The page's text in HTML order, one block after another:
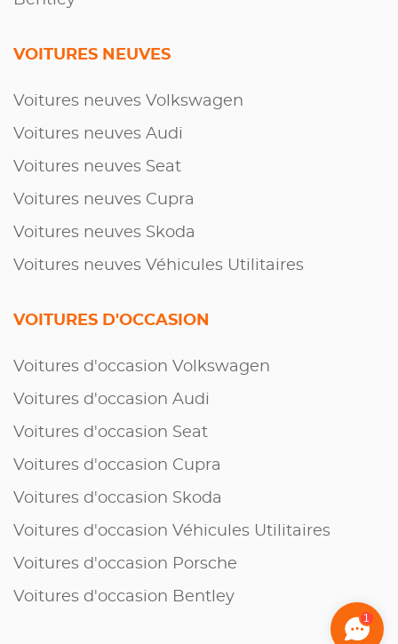
VOITURES NEUVES
Voitures neuves Volkswagen
Voitures neuves Audi
Voitures neuves Seat
Voitures neuves Cupra
Voitures neuves Skoda
Voitures neuves Véhicules Utilitaires
VOITURES D'OCCASION
Voitures d'occasion Volkswagen
Voitures d'occasion Audi
Voitures d'occasion Seat
Voitures d'occasion Cupra
Voitures d'occasion Skoda
Voitures d'occasion Véhicules Utilitaires
Voitures d'occasion Porsche
Voitures d'occasion Bentley
1